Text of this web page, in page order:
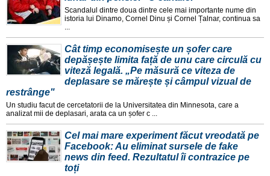
Scandalul dintre doua dintre cele mai importante nume din
istoria lui Dinamo, Cornel Dinu și Cornel Țalnar, continua sa
...
Cât timp economisește un șofer care
depășește limita față de unu care circulă cu
viteză legală. „Pe măsură ce viteza de
deplasare se mărește și câmpul vizual de
restrânge"
Un studiu facut de cercetatorii de la Universitatea din Minnesota, care a
analizat mii de deplasari, arata ca un șofer c ...
Cel mai mare experiment făcut vreodată pe
Facebook: Au eliminat sursele de fake
news din feed. Rezultatul îi contrazice pe
toți